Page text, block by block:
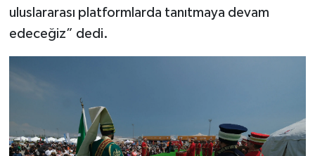
uluslararası platformlarda tanıtmaya devam
edeceğiz” dedi.